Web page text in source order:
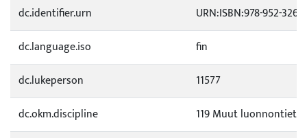
dc.identifier.urn
URN:ISBN:978-952-326-
dc.language.iso
fin
dc.lukeperson
11577
dc.okm.discipline
119 Muut